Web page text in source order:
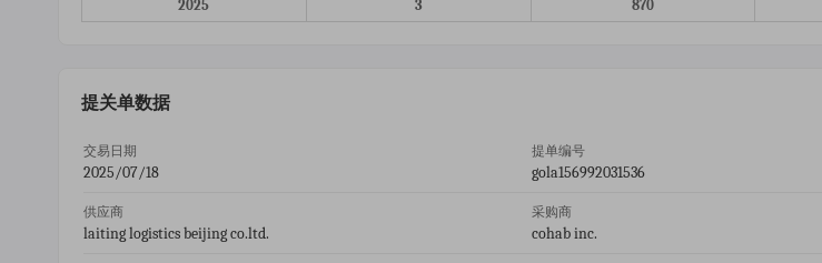
2025
3 870
提关单数据
交易日期
2025/07/18
提单编号
gola156992031536
供应商
laiting logistics beijing co.ltd.
采购商
cohab inc.